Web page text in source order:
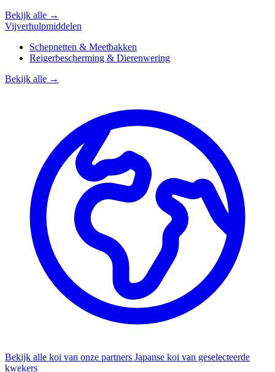
Bekijk alle →
Vijverhulpmiddelen
Schepnetten & Meetbakken
Reigerbescherming & Dierenwering
Bekijk alle →
Bekijk alle koi van onze partners Japanse koi van geselecteerde
kwekers